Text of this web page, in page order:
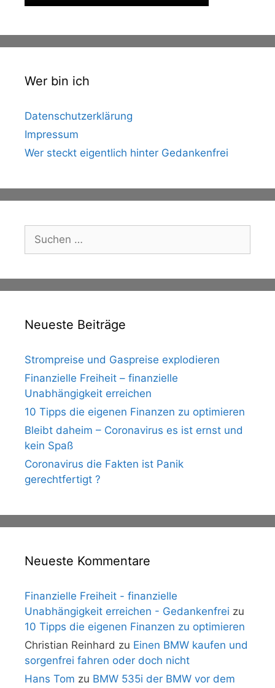
Wer bin ich
Datenschutzerklärung
Impressum
Wer steckt eigentlich hinter Gedankenfrei
Suche
nach:
Neueste Beiträge
Strompreise und Gaspreise explodieren
Finanzielle Freiheit – finanzielle
Unabhängigkeit erreichen
10 Tipps die eigenen Finanzen zu optimieren
Bleibt daheim – Coronavirus es ist ernst und
kein Spaß
Coronavirus die Fakten ist Panik
gerechtfertigt ?
Neueste Kommentare
Finanzielle Freiheit - finanzielle
Unabhängigkeit erreichen - Gedankenfrei zu
10 Tipps die eigenen Finanzen zu optimieren
Christian Reinhard zu Einen BMW kaufen und
sorgenfrei fahren oder doch nicht
Hans Tom zu BMW 535i der BMW vor dem